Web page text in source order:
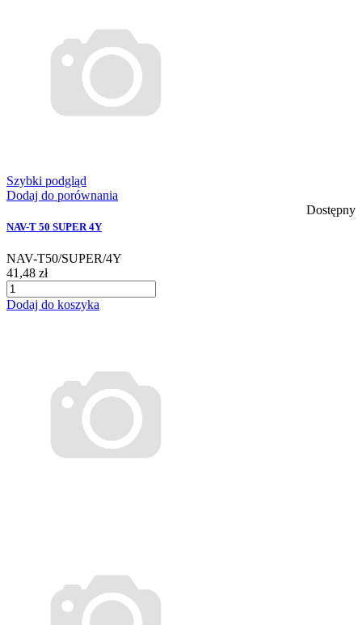
Szybki podgląd
Dodaj do porównania
Dostępny
NAV-T 50 SUPER 4Y
NAV-T50/SUPER/4Y
41,48 zł
Dodaj do koszyka